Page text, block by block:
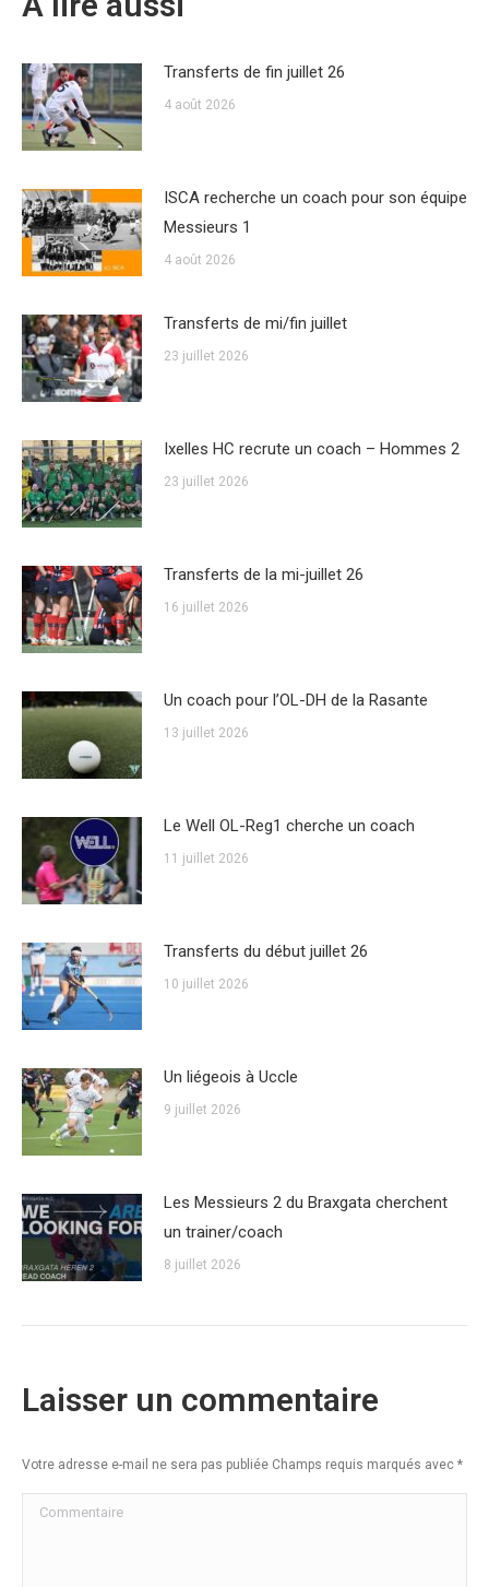
Transferts de fin juillet 26
4 août 2026
ISCA recherche un coach pour son équipe
Messieurs 1
4 août 2026
Transferts de mi/fin juillet
23 juillet 2026
Ixelles HC recrute un coach – Hommes 2
23 juillet 2026
Transferts de la mi-juillet 26
16 juillet 2026
Un coach pour l’OL-DH de la Rasante
13 juillet 2026
Le Well OL-Reg1 cherche un coach
11 juillet 2026
Transferts du début juillet 26
10 juillet 2026
Un liégeois à Uccle
9 juillet 2026
Les Messieurs 2 du Braxgata cherchent
un trainer/coach
8 juillet 2026
Laisser un commentaire
Votre adresse e-mail ne sera pas publiée Champs requis marqués avec *
Commentaire